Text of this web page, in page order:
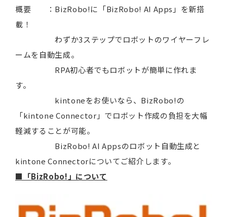
概要 ：BizRobo!に「BizRobo! AI Apps」を新搭
載！
わずか3ステップでロボットのワイヤーフレ
ームを自動生成。
RPA初心者でもロボットが簡単に作れま
す。
kintoneをお使いなら、BizRobo!の
「kintone Connector」でロボット作成の負担を大幅
軽減することが可能。
BizRobo! AI Appsのロボット自動生成と
kintone Connectorについてご紹介します。
■「BizRobo!」について